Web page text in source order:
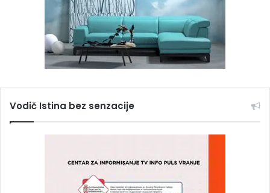
Vodič Istina bez senzacije